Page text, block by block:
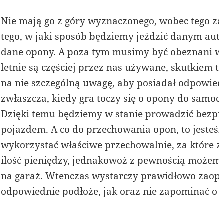
Nie mają go z góry wyznaczonego, wobec tego
tego, w jaki sposób będziemy jeździć danym
dane opony. A poza tym musimy być obeznani
letnie są częściej przez nas używane, skutkiem
na nie szczególną uwagę, aby posiadał
zwłaszcza, kiedy gra toczy się o opony do
Dzięki temu będziemy w stanie prowadzić
pojazdem. A co do przechowania opon, to
wykorzystać właściwe przechowalnie, za które
ilość pieniędzy, jednakowoż z pewnością
na garaż. Wtenczas wystarczy prawidłowo
odpowiednie podłoże, jak oraz nie zapominać